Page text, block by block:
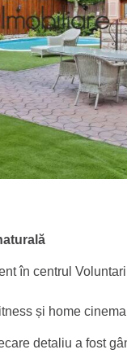
în centrul
și home
detaliu a fost